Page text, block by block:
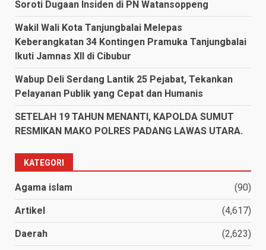
Soroti Dugaan Insiden di PN Watansoppeng
Wakil Wali Kota Tanjungbalai Melepas
Keberangkatan 34 Kontingen Pramuka Tanjungbalai
Ikuti Jamnas XII di Cibubur
Wabup Deli Serdang Lantik 25 Pejabat, Tekankan
Pelayanan Publik yang Cepat dan Humanis
SETELAH 19 TAHUN MENANTI, KAPOLDA SUMUT
RESMIKAN MAKO POLRES PADANG LAWAS UTARA.
KATEGORI
Agama islam (90)
Artikel (4,617)
Daerah (2,623)